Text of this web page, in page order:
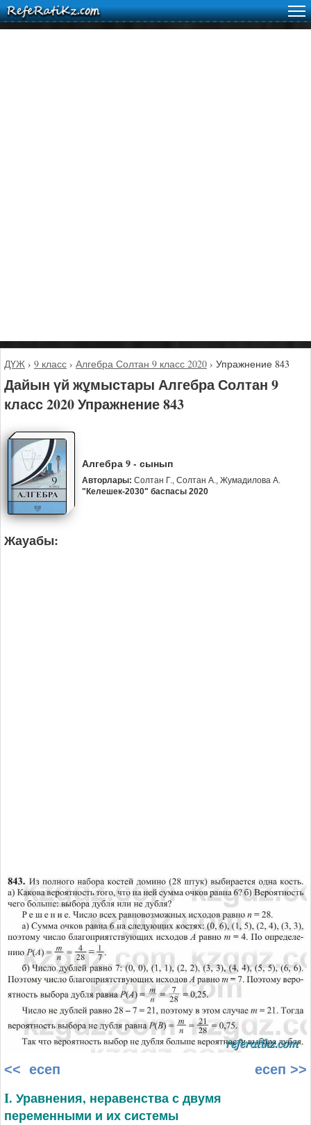
ДҮЖ › 9 класс › Алгебра Солтан 9 класс 2020 › Упражнение 843
Дайын үй жұмыстары Алгебра Солтан 9
класс 2020 Упражнение 843
Алгебра 9 - сынып
Авторлары: Солтан Г., Солтан А., Жумадилова А.
"Келешек-2030" баспасы 2020
Жауабы:
<< есеп есеп >>
I. Уравнения, неравенства с двумя
переменными и их системы